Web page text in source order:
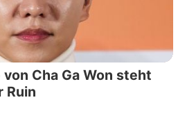
Cha Ga Won steht
Ruin